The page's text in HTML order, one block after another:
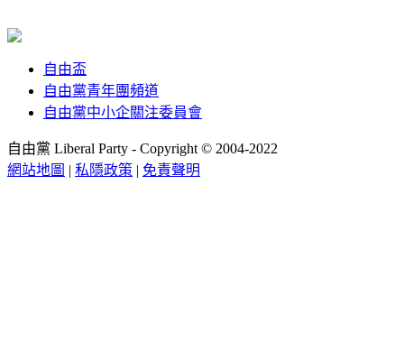
自由盃
自由黨青年團頻道
自由黨中小企關注委員會
自由黨 Liberal Party - Copyright © 2004-2022
網站地圖 | 私隱政策 | 免責聲明